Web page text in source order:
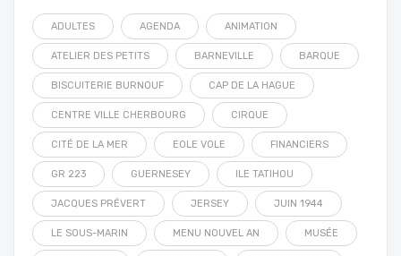
ADULTES AGENDA ANIMATION
ATELIER DES PETITS BARNEVILLE BARQUE
BISCUITERIE BURNOUF CAP DE LA HAGUE
CENTRE VILLE CHERBOURG CIRQUE
CITÉ DE LA MER EOLE VOLE FINANCIERS
GR 223 GUERNESEY ILE TATIHOU
JACQUES PRÉVERT JERSEY JUIN 1944
LE SOUS-MARIN MENU NOUVEL AN MUSÉE